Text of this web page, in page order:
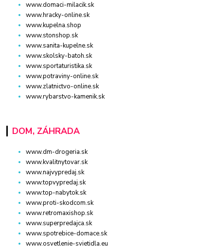
www.domaci-milacik.sk
www.hracky-online.sk
www.kupelna.shop
www.stonshop.sk
www.sanita-kupelne.sk
www.skolsky-batoh.sk
www.sportaturistika.sk
www.potraviny-online.sk
www.zlatnictvo-online.sk
www.rybarstvo-kamenik.sk
DOM, ZÁHRADA
www.dm-drogeria.sk
www.kvalitnytovar.sk
www.najvypredaj.sk
www.topvypredaj.sk
www.top-nabytok.sk
www.proti-skodcom.sk
www.retromaxishop.sk
www.superpredajca.sk
www.spotrebice-domace.sk
www.osvetlenie-svietidla.eu